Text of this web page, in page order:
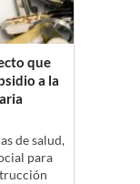
que
a la
de salud,
para